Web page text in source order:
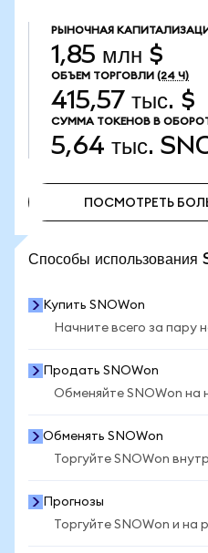
РЫНОЧНАЯ
1,85 млн $
ОБЪЕМ ТОРГОВЛИ (24 Ч)
415,57 тыс. $
СУММА ТОКЕНОВ В
5,64 тыс.
ПОСМОТРЕТЬ
Способы
Купить SNOWon
Начните всего за пару
Продать SNOWon
Обменяйте SNOWon на
Обменять SNOWon
Торгуйте SNOWon
Прогнозы
Торгуйте SNOWon и на